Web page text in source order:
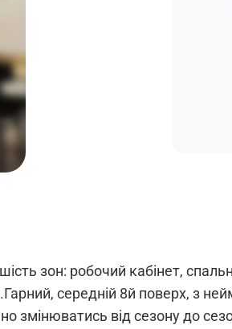
зон: робочий кабінет,
середній 8й поверх, з
змінюватись від сезону до